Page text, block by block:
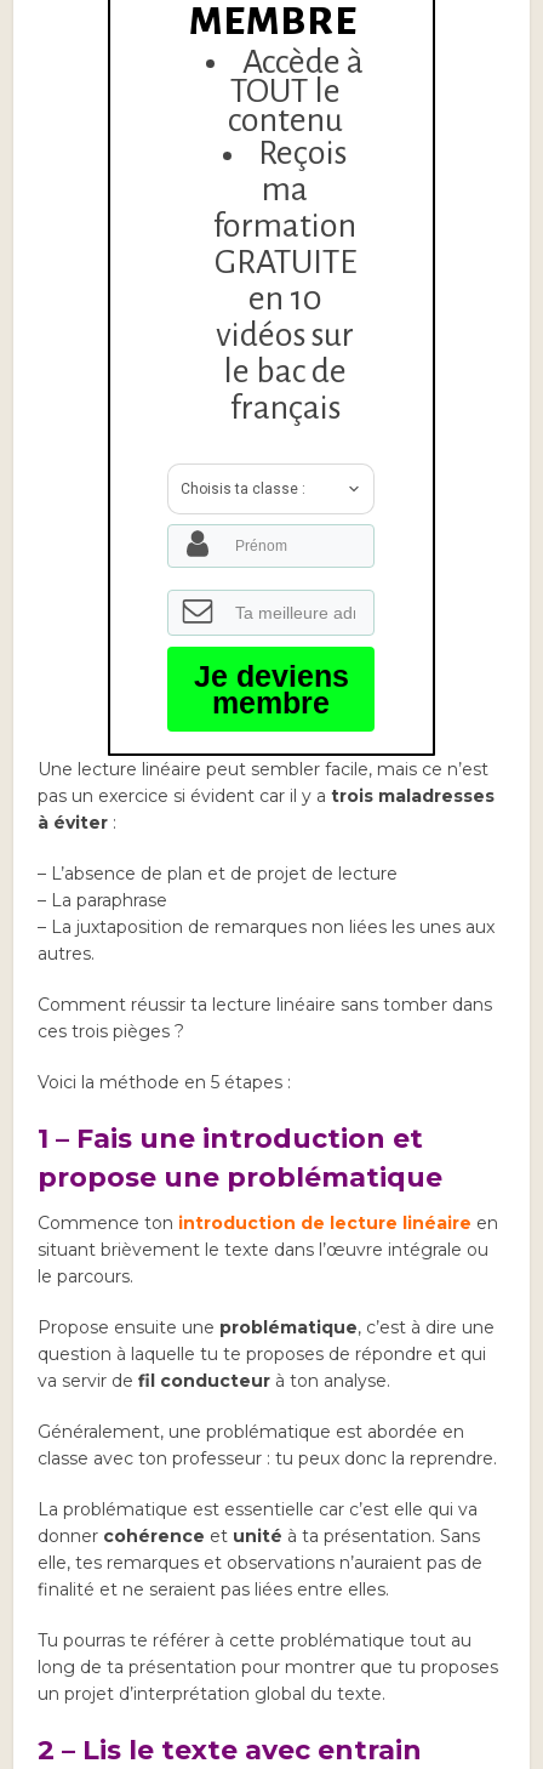
MEMBRE
Accède à
TOUT le
contenu
Reçois
ma
formation
GRATUITE
en 10
vidéos sur
le bac de
français
Choisis ta classe :
Je deviens
membre
Une lecture linéaire peut sembler facile, mais ce n’est
pas un exercice si évident car il y atrois maladresses
à éviter :
– L’absence de plan et de projet de lecture
– La paraphrase
– La juxtaposition de remarques non liées les unes aux
autres.
Comment réussir ta lecture linéaire sans tomber dans
ces trois pièges ?
Voici la méthode en 5 étapes :
1 – Fais une introduction et
propose une problématique
Commence ton introduction de lecture linéaire en
situant brièvement le texte dans l’œuvre intégrale ou
le parcours.
Propose ensuite une problématique, c’est à dire une
question à laquelle tu te proposes de répondre et qui
va servir defil conducteur à ton analyse.
Généralement, une problématique est abordée en
classe avec ton professeur : tu peux donc la reprendre.
La problématique est essentielle car c’est elle qui va
donner cohérence et unité à ta présentation. Sans
elle, tes remarques et observations n’auraient pas de
finalité et ne seraient pas liées entre elles.
Tu pourras te référer à cette problématique tout au
long de ta présentation pour montrer que tu proposes
un projet d’interprétation global du texte.
2 – Lis le texte avec entrain